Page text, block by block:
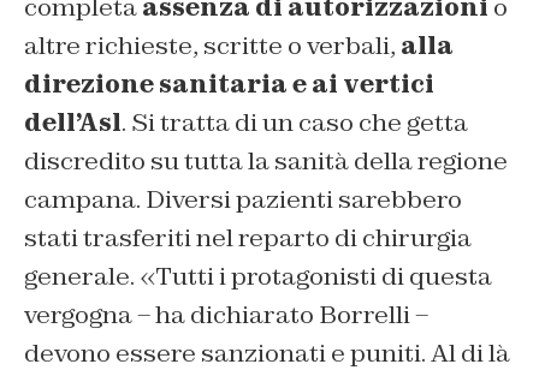
completaassenza di autorizzazioni o
altre richieste, scritte o verbali, alla
direzione sanitaria e ai vertici
dell’Asl. Si tratta di un caso che getta
discredito su tutta la sanità della regione
campana. Diversi pazienti sarebbero
stati trasferiti nel reparto di chirurgia
generale. «Tutti i protagonisti di questa
vergogna – ha dichiarato Borrelli –
devono essere sanzionati e puniti. Al di là